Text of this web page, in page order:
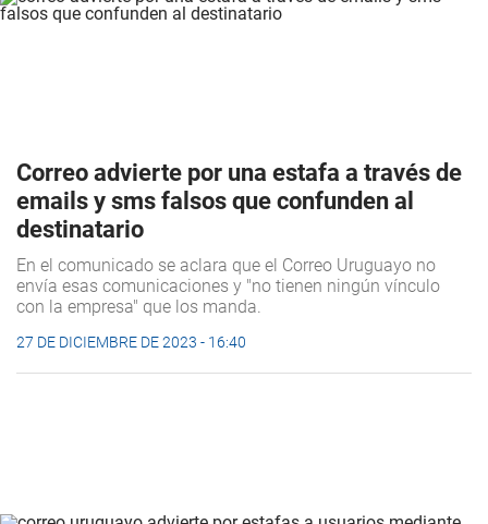
Correo advierte por una estafa a través de
emails y sms falsos que confunden al
destinatario
En el comunicado se aclara que el Correo Uruguayo no
envía esas comunicaciones y "no tienen ningún vínculo
con la empresa" que los manda.
27 DE DICIEMBRE DE 2023 - 16:40